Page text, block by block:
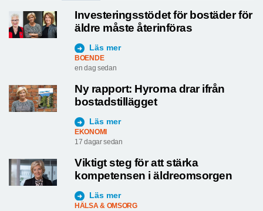
Investeringsstödet för bostäder för
äldre måste återinföras
Läs mer
BOENDE
en dag sedan
Ny rapport: Hyrorna drar ifrån
bostadstillägget
Läs mer
EKONOMI
17 dagar sedan
Viktigt steg för att stärka
kompetensen i äldreomsorgen
Läs mer
HÄLSA & OMSORG